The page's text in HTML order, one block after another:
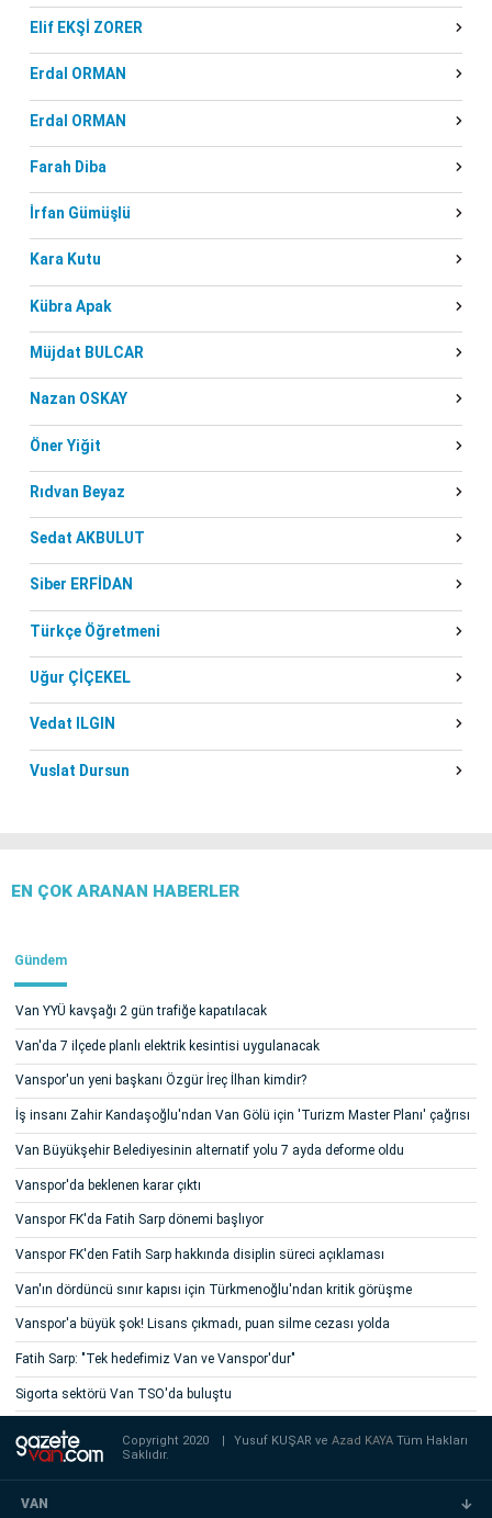
Elif EKŞİ ZORER
Erdal ORMAN
Erdal ORMAN
Farah Diba
İrfan Gümüşlü
Kara Kutu
Kübra Apak
Müjdat BULCAR
Nazan OSKAY
Öner Yiğit
Rıdvan Beyaz
Sedat AKBULUT
Siber ERFİDAN
Türkçe Öğretmeni
Uğur ÇİÇEKEL
Vedat ILGIN
Vuslat Dursun
EN ÇOK ARANAN HABERLER
Gündem
Van YYÜ kavşağı 2 gün trafiğe kapatılacak
Van'da 7 ilçede planlı elektrik kesintisi uygulanacak
Vanspor'un yeni başkanı Özgür İreç İlhan kimdir?
İş insanı Zahir Kandaşoğlu'ndan Van Gölü için 'Turizm Master Planı' çağrısı
Van Büyükşehir Belediyesinin alternatif yolu 7 ayda deforme oldu
Vanspor'da beklenen karar çıktı
Vanspor FK'da Fatih Sarp dönemi başlıyor
Vanspor FK'den Fatih Sarp hakkında disiplin süreci açıklaması
Van'ın dördüncü sınır kapısı için Türkmenoğlu'ndan kritik görüşme
Vanspor'a büyük şok! Lisans çıkmadı, puan silme cezası yolda
Fatih Sarp: "Tek hedefimiz Van ve Vanspor'dur"
Sigorta sektörü Van TSO'da buluştu
Copyright 2020 Yusuf KUŞAR veAzad KAYATüm Hakları
Saklıdır.
VAN